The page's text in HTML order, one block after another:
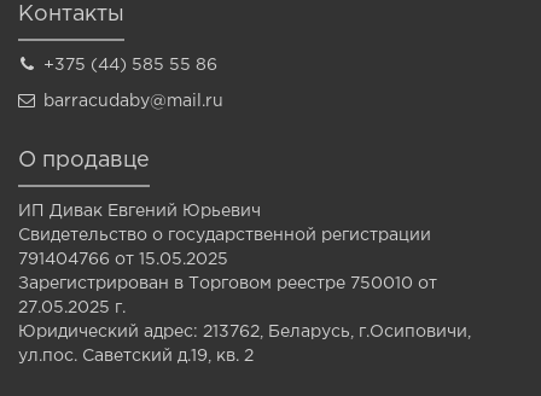
Контакты
+375 (44) 585 55 86
barracudaby@mail.ru
О продавце
ИП Дивак Евгений Юрьевич
Свидетельство о государственной регистрации
791404766 от 15.05.2025
Зарегистрирован в Торговом реестре 750010 от
27.05.2025 г.
Юридический адрес: 213762, Беларусь, г.Осиповичи,
ул.пос. Саветский д.19, кв. 2